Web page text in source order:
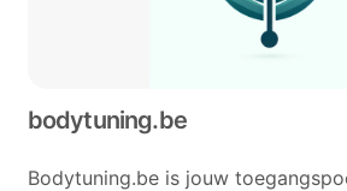
bodytuning.be
Bodytuning.be is jouw